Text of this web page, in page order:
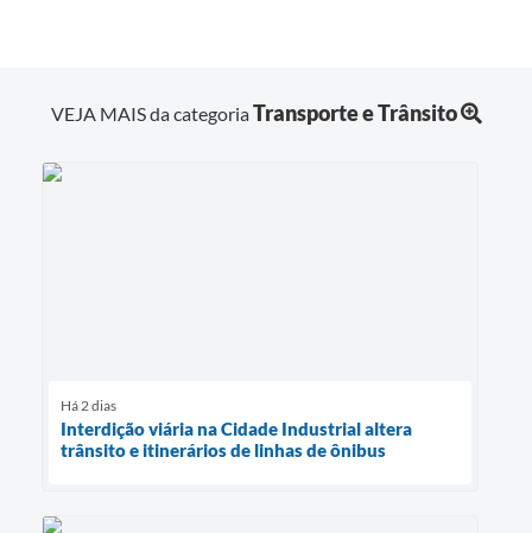
VEJA MAIS da categoriaTransporte e Trânsito
Há 2 dias
Interdição viária na Cidade Industrial altera
trânsito e itinerários de linhas de ônibus